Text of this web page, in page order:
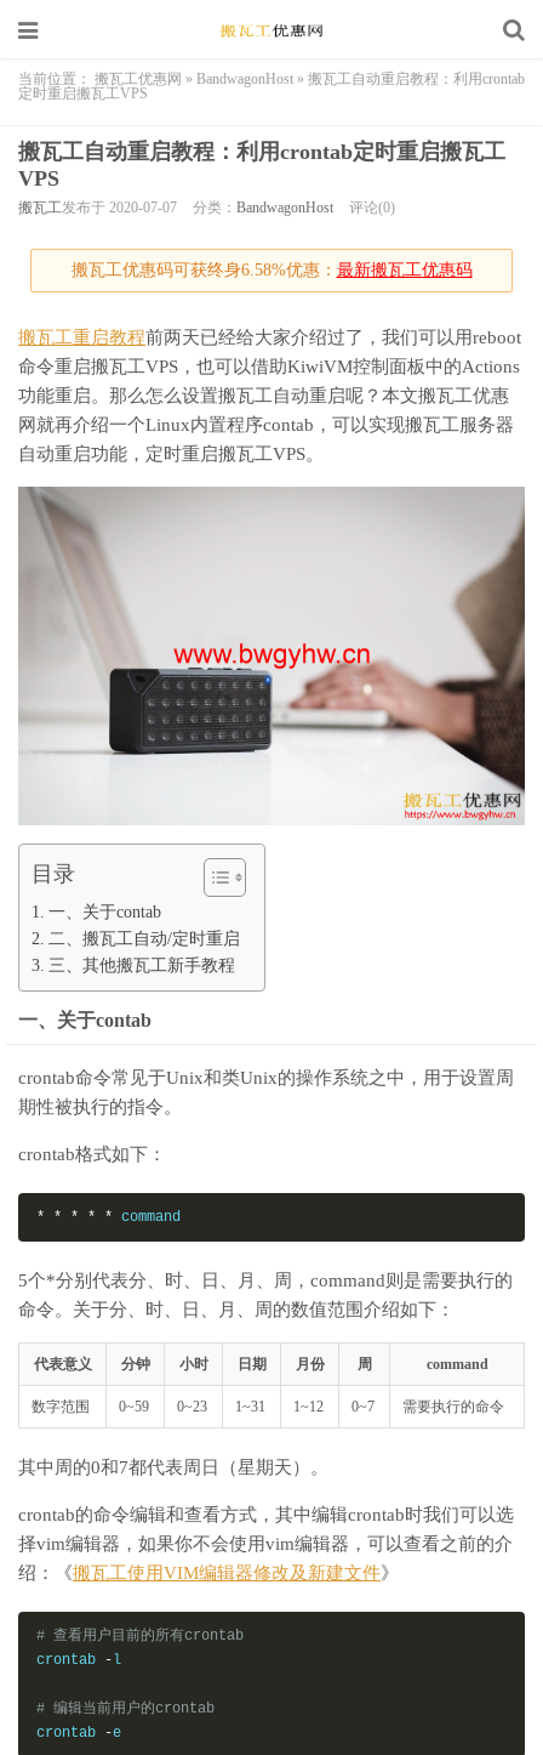
当前位置： 搬瓦工优惠网 » BandwagonHost » 搬瓦工自动重启教程：利用crontab
定时重启搬瓦工VPS
搬瓦工自动重启教程：利用crontab定时重启搬瓦工
VPS
搬瓦工发布于 2020-07-07 分类： BandwagonHost 评论(0)
搬瓦工优惠码可获终身6.58%优惠： 最新搬瓦工优惠码
搬瓦工重启教程前两天已经给大家介绍过了，我们可以用reboot
命令重启搬瓦工VPS，也可以借助KiwiVM控制面板中的Actions
功能重启。那么怎么设置搬瓦工自动重启呢？本文搬瓦工优惠
网就再介绍一个Linux内置程序contab，可以实现搬瓦工服务器
自动重启功能，定时重启搬瓦工VPS。
目录
一、关于contab
二、搬瓦工自动/定时重启
三、其他搬瓦工新手教程
一、关于contab
crontab命令常见于Unix和类Unix的操作系统之中，用于设置周
期性被执行的指令。
crontab格式如下：
* * * * * command
5个*分别代表分、时、日、月、周，command则是需要执行的
命令。关于分、时、日、月、周的数值范围介绍如下：
代表意义 分钟 小时 日期 月份 周 command
数字范围 0~59 0~23 1~31 1~12 0~7 需要执行的命令
其中周的0和7都代表周日（星期天）。
crontab的命令编辑和查看方式，其中编辑crontab时我们可以选
择vim编辑器，如果你不会使用vim编辑器，可以查看之前的介
绍：《搬瓦工使用VIM编辑器修改及新建文件》
# 查看用户目前的所有crontab
crontab
-l
# 编辑当前用户的crontab
crontab
-e